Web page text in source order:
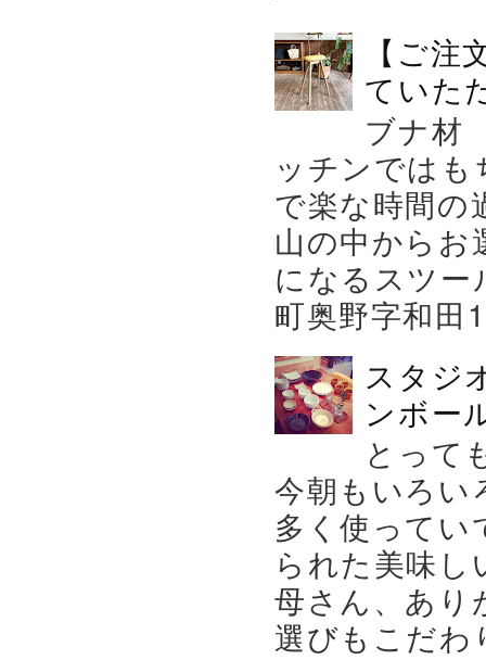
【ご
ていた
ブナ材
ッチンでは
で楽な時間の
山の中から
になるスツー
町奥野字和
スタジ
ンボー
とって
今朝もいろい
多く使ってい
られた美味
母さん、あり
選びもこだ